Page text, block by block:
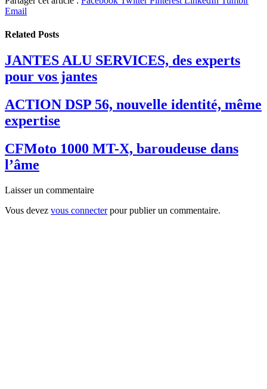
Email
Related Posts
JANTES ALU SERVICES, des experts
pour vos jantes
ACTION DSP 56, nouvelle identité, même
expertise
CFMoto 1000 MT-X, baroudeuse dans
l’âme
Laisser un commentaire
Vous devez vous connecterpour publier un commentaire.